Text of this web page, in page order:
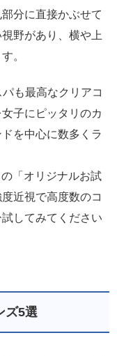
分に直接かぶせて
野があり、横や上
。
も最高なクリアコ
子にピッタリのカ
を中心に数多くラ
「オリジナルお試
近視で高度数のコ
してみてください
ズ5選